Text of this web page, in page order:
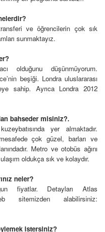
ve öğrencilerin çok sık
sunmaktayız.
olduğunu düşünmüyorum.
beşiği. Londra uluslararası
sahip. Ayrıca Londra 2012
bahseder misiniz?.
yer almaktadır.
çok güzel, barları ve
Metro ve otobüs ağını
oldukça sık ve kolaydır.
neler?
fiyatlar. Detayları Atlas
sitemizden alabilirsiniz:
istersiniz?